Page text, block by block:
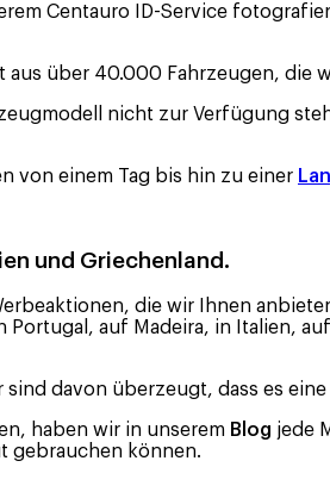
Centauro ID-Service
aus über 40.000 Fahrzeugen, die
nicht zur Verfügung
von einem Tag bis hin zu einer
und Griechenland.
die wir Ihnen
auf Madeira, in Italien,
davon überzeugt, dass es
haben wir in unserem Blog jede
gebrauchen können.